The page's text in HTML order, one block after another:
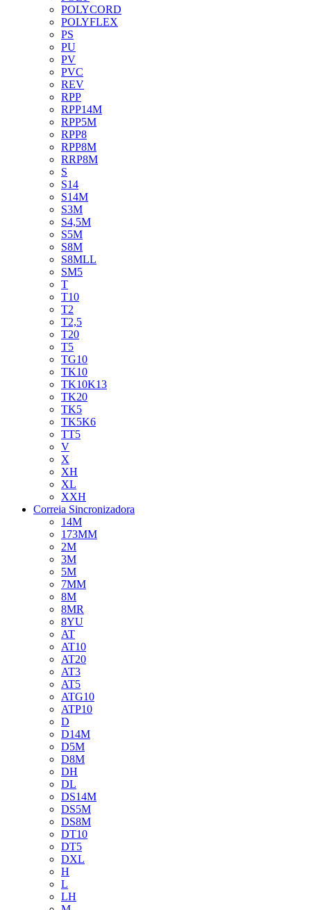
POLYCORD
POLYFLEX
PS
PU
PV
PVC
REV
RPP
RPP14M
RPP5M
RPP8
RPP8M
RRP8M
S
S14
S14M
S3M
S4,5M
S5M
S8M
S8MLL
SM5
T
T10
T2
T2,5
T20
T5
TG10
TK10
TK10K13
TK20
TK5
TK5K6
TT5
V
X
XH
XL
XXH
Correia Sincronizadora
14M
173MM
2M
3M
5M
7MM
8M
8MR
8YU
AT
AT10
AT20
AT3
AT5
ATG10
ATP10
D
D14M
D5M
D8M
DH
DL
DS14M
DS5M
DS8M
DT10
DT5
DXL
H
L
LH